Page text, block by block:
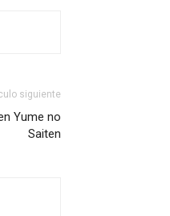
siguiente
Yume no
Saiten